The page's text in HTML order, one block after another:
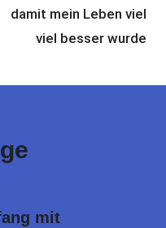
damit mein Leben viel
viel besser wurde
mit